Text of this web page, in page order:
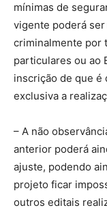
mínimas de
vigente poderá
criminalmente por
particulares ou ao
inscrição de que é
exclusiva a
– A não
anterior poderá
ajuste, podendo
projeto ficar
outros editais